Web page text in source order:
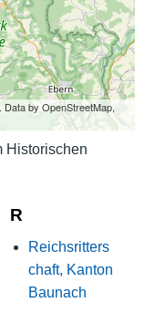
by OpenStreetMap,
Historischen
R
Reichsritters
chaft, Kanton
Baunach